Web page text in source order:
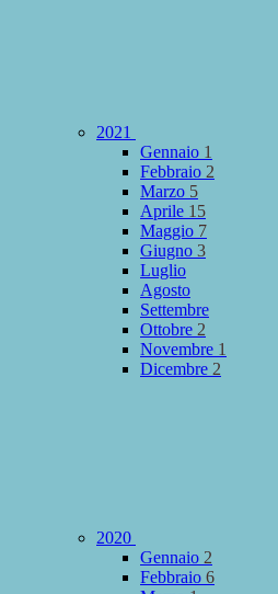
2021
Gennaio 1
Febbraio 2
Marzo 5
Aprile 15
Maggio 7
Giugno 3
Luglio
Agosto
Settembre
Ottobre 2
Novembre 1
Dicembre 2
2020
Gennaio 2
Febbraio 6